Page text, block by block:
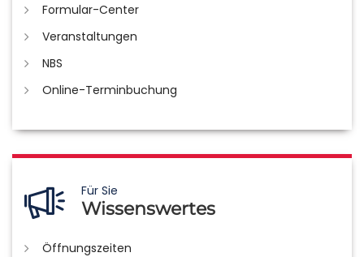
Formular-Center
Veranstaltungen
NBS
Online-Terminbuchung
Für Sie
Wissenswertes
Öffnungszeiten